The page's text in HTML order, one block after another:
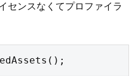
センスなくてプロファイラ